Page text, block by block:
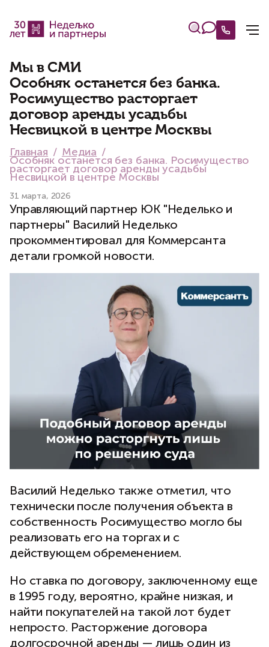
Мы в СМИ
Особняк останется без банка.
Росимущество расторгает
договор аренды усадьбы
Несвицкой в центре Москвы
Главная Медиа
Особняк останется без банка. Росимущество
расторгает договор аренды усадьбы
Несвицкой в центре Москвы
31 марта, 2026
Управляющий партнер ЮК "Неделько и
партнеры" Василий Неделько
прокомментировал для Коммерсанта
детали громкой новости.
Василий Неделько также отметил, что
технически после получения объекта в
собственность Росимущество могло бы
реализовать его на торгах и с
действующем обременением.
Но ставка по договору, заключенному еще
в 1995 году, вероятно, крайне низкая, и
найти покупателей на такой лот будет
непросто. Расторжение договора
долгосрочной аренды — лишь один из